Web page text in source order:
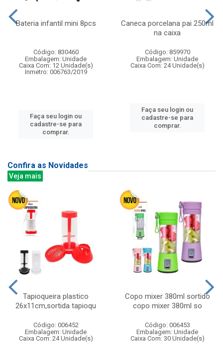
Bateria infantil mini 8pcs
Código: 830460
Embalagem: Unidade
Caixa Com: 12 Unidade(s)
Inmetro: 006763/2019
Faça seu login ou
cadastre-se para
comprar.
Caneca porcelana pai 250ml
na caixa
Código: 859970
Embalagem: Unidade
Caixa Com: 24 Unidade(s)
Faça seu login ou
cadastre-se para
comprar.
Confira as Novidades
Veja mais
Tapioqueira plastico
26x11cm,sortida tapioqu
Código: 006452
Embalagem: Unidade
Caixa Com: 24 Unidade(s)
Copo mixer 380ml sortido
copo mixer 380ml so
Código: 006453
Embalagem: Unidade
Caixa Com: 30 Unidade(s)